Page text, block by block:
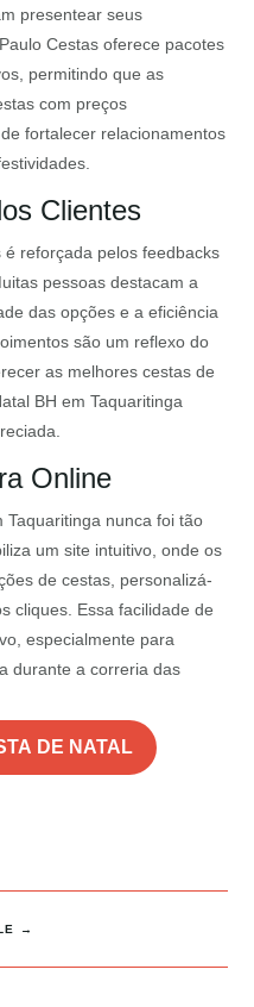
presentear seus
Cestas oferece pacotes
permitindo que as
com preços
fortalecer relacionamentos
Clientes
reforçada pelos feedbacks
pessoas destacam a
das opções e a eficiência
são um reflexo do
as melhores cestas de
BH em Taquaritinga
Online
Taquaritinga nunca foi tão
um site intuitivo, onde os
de cestas, personalizá-
cliques. Essa facilidade de
especialmente para
durante a correria das
DE NATAL
→